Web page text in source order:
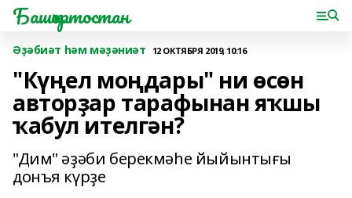
Башҡортостан
Әҙәбиәт һәм мәҙәниәт 12 ОКТЯБРЯ 2019, 10:16
"Күңел моңдары" ни өсөн
авторҙар тарафынан яҡшы
ҡабул ителгән?
"Дим" әҙәби берекмәһе йыйынтығы
донъя күрҙе